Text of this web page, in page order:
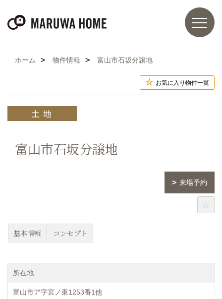
ホーム 物件情報 富山市石坂分譲地
お気に入り物件一覧
富山市石坂分譲地
来場予約
基本情報 コンセプト
所在地
富山市ア字宮ノ東1253番1他